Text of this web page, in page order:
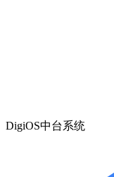
DigiOS中台系统